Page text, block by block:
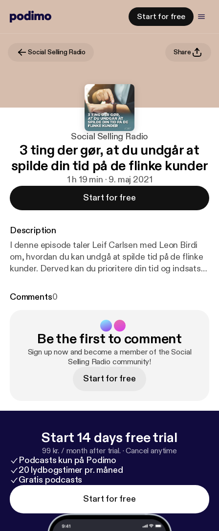
Start for free
Social Selling Radio Share
Social Selling Radio
3 ting der gør, at du undgår at
spilde din tid på de flinke kunder
1 h 19 min · 9. maj 2021
Start for free
Description
I denne episode taler Leif Carlsen med Leon Birdi
om, hvordan du kan undgå at spilde tid på de flinke
kunder. Derved kan du prioritere din tid og indsatser
er i stand til at træffe beslutninger.
Comments0
Be the first to comment
Sign up now and become a member of the Social
Selling Radio community!
Start for free
Start 14 days free trial
99 kr. / month after trial. ·Cancel anytime
Podcasts kun på Podimo
20 lydbogstimer pr. måned
Gratis podcasts
Start for free